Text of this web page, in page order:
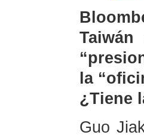
la
¿Tiene
Guo